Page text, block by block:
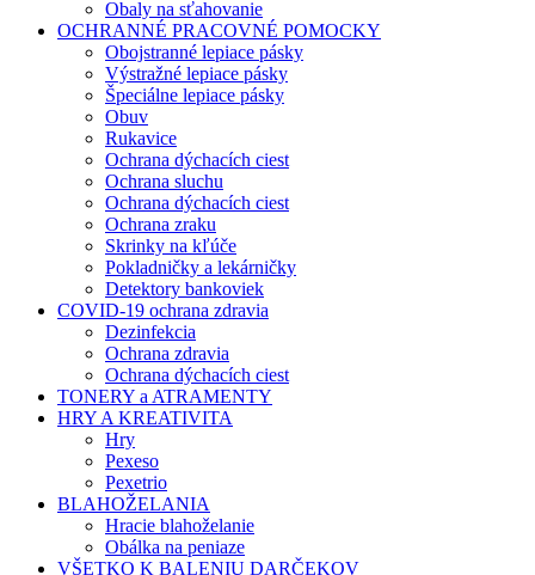
Obaly na sťahovanie
OCHRANNÉ PRACOVNÉ POMOCKY
Obojstranné lepiace pásky
Výstražné lepiace pásky
Špeciálne lepiace pásky
Obuv
Rukavice
Ochrana dýchacích ciest
Ochrana sluchu
Ochrana dýchacích ciest
Ochrana zraku
Skrinky na kľúče
Pokladničky a lekárničky
Detektory bankoviek
COVID-19 ochrana zdravia
Dezinfekcia
Ochrana zdravia
Ochrana dýchacích ciest
TONERY a ATRAMENTY
HRY A KREATIVITA
Hry
Pexeso
Pexetrio
BLAHOŽELANIA
Hracie blahoželanie
Obálka na peniaze
VŠETKO K BALENIU DARČEKOV